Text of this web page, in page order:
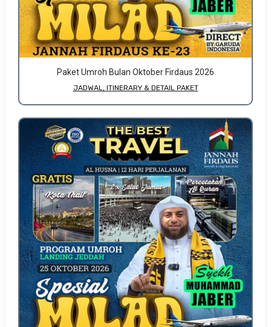
Paket Umroh Bulan Oktober Firdaus 2026
JADWAL, ITINERARY & DETAIL PAKET